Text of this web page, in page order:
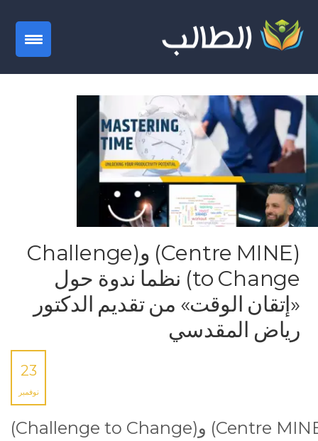
(Centre MINE) و(Challenge
to Change) نظما ندوة حول
«إتقان الوقت» من تقديم الدكتور
رياض المقدسي
23
نوفمبر
(Centre MINE) و(Challenge to Change)